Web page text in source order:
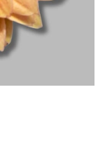
РУССКИЙ